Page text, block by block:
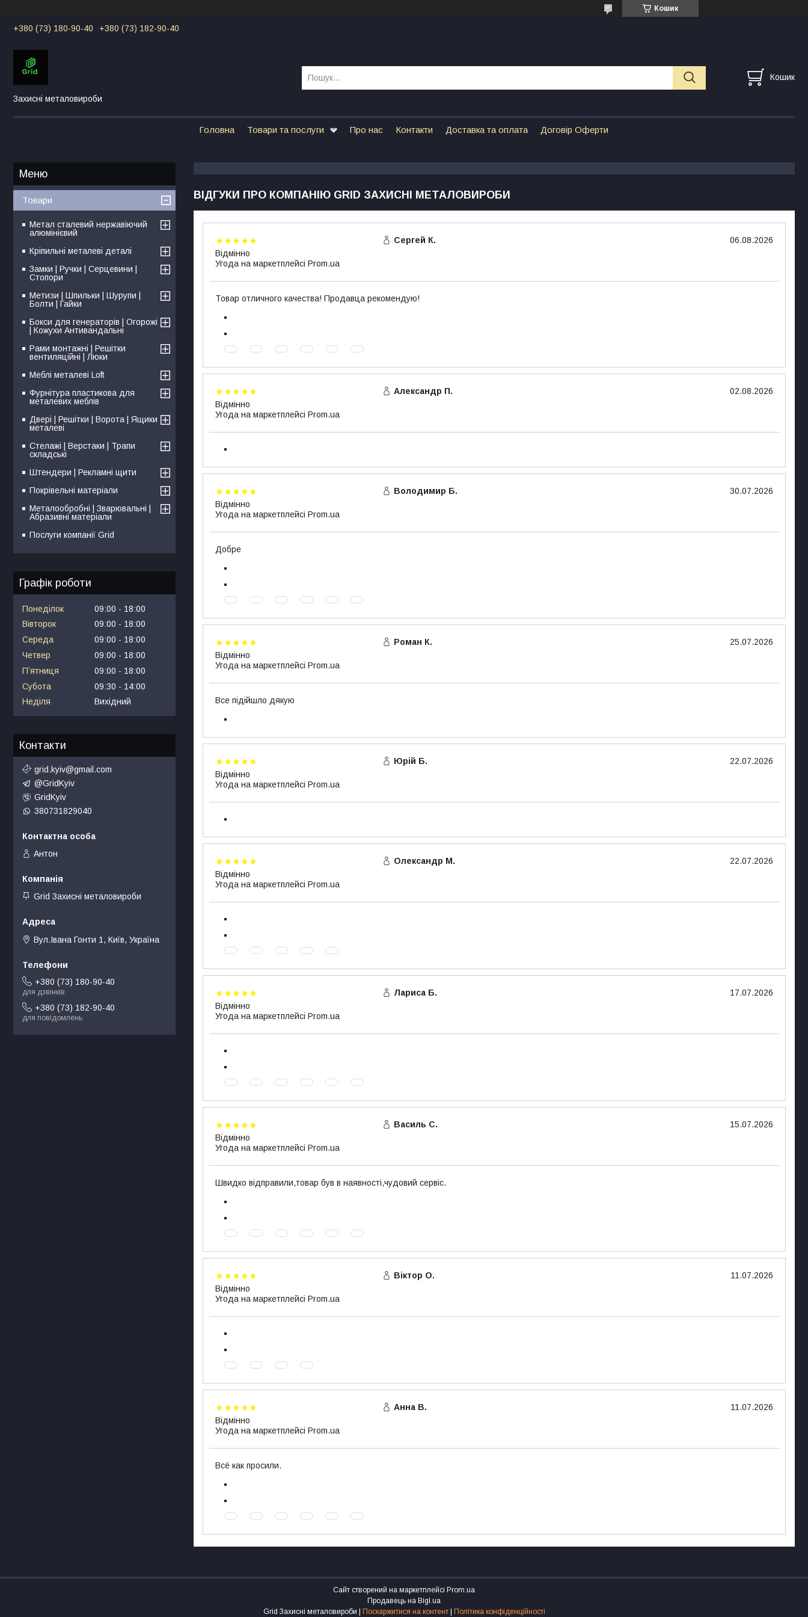
Кошик
+380 (73) 180-90-40 +380 (73) 182-90-40
Захисні металовироби
Кошик
Головна Товари та послуги Про нас Контакти Доставка та оплата Договір Оферти
ВІДГУКИ ПРО КОМПАНІЮ GRID ЗАХИСНІ МЕТАЛОВИРОБИ
Відмінно
Сергей К. 06.08.2026
Угода на маркетплейсі Prom.ua
Товар отличного качества! Продавца рекомендую!
Відмінно
Александр П. 02.08.2026
Угода на маркетплейсі Prom.ua
Відмінно
Володимир Б. 30.07.2026
Угода на маркетплейсі Prom.ua
Добре
Відмінно
Роман К. 25.07.2026
Угода на маркетплейсі Prom.ua
Все підійшло дякую
Відмінно
Юрій Б. 22.07.2026
Угода на маркетплейсі Prom.ua
Відмінно
Олександр М. 22.07.2026
Угода на маркетплейсі Prom.ua
Відмінно
Лариса Б. 17.07.2026
Угода на маркетплейсі Prom.ua
Відмінно
Василь С. 15.07.2026
Угода на маркетплейсі Prom.ua
Швидко відправили,товар був в наявності,чудовий сервіс.
Відмінно
Віктор О. 11.07.2026
Угода на маркетплейсі Prom.ua
Відмінно
Анна В. 11.07.2026
Угода на маркетплейсі Prom.ua
Всё как просили.
Товари
Метал сталевий нержавіючий
алюмінієвий
Кріпильні металеві деталі
Замки | Ручки | Серцевини |
Стопори
Метизи | Шпильки | Шурупи |
Болти | Гайки
Бокси для генераторів | Огорожі
| Кожухи Антивандальні
Рами монтажні | Решітки
вентиляційні | Люки
Меблі металеві Loft
Фурнітура пластикова для
металевих меблів
Двері | Решітки | Ворота | Ящики
металеві
Стелажі | Верстаки | Трапи
складські
Штендери | Рекламні щити
Покрівельні матеріали
Металообробні | Зварювальні |
Абразивні матеріали
Послуги компанії Grid
Графік роботи
Понеділок 09:00
18:00
Вівторок
09:00
18:00
Середа
09:00
18:00
Четвер
09:00
18:00
Пʼятниця
09:00
18:00
Субота
09:30
14:00
Неділя
Вихідний
Контакти
grid.kyiv@gmail.com
@GridKyiv
GridKyiv
380731829040
Антон
Grid Захисні металовироби
Вул.Івана Гонти 1, Київ, Україна
+380 (73) 180-90-40
для дзвінків
+380 (73) 182-90-40
для повідомлень
Сайт створений на маркетплейсі Prom.ua
Продавець на Bigl.ua
Grid Захисні металовироби | Поскаржитися на контент | Політика конфіденційності